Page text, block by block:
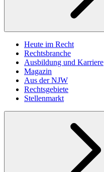
Heute im Recht
Rechtsbranche
Ausbildung und Karriere
Magazin
Aus der NJW
Rechtsgebiete
Stellenmarkt